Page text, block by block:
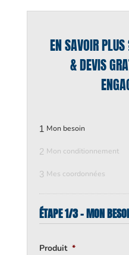
EN SAVOIR
& DEVIS
1 Mon besoin
2 Mon conditionnement
3 Mes coordonnées
ÉTAPE 1/3 - MON
Produit *